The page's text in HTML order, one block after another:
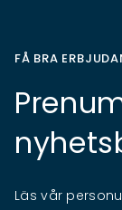
FÅ BRA
Läs vår